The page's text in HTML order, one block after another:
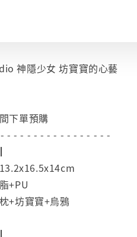
神隱少女 坊寶寶的心藝
下單預購
- - - - - - - - - - - - - - - -
+PU
+坊寶寶+烏鴉